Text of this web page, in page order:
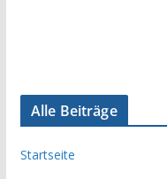
Alle Beiträge
Startseite